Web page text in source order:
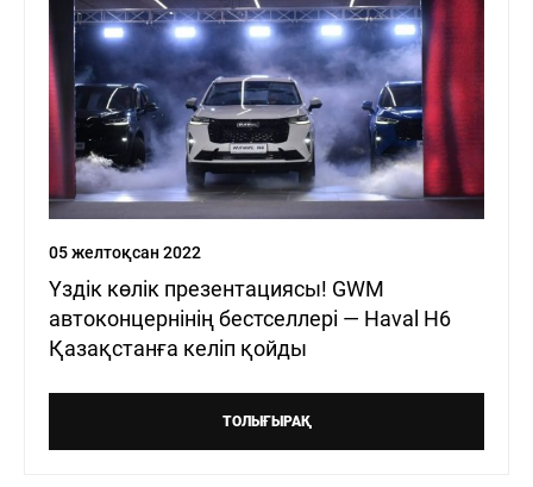
05 желтоқсан 2022
Үздік көлік презентациясы! GWM
автоконцернінің бестселлері — Haval H6
Қазақстанға келіп қойды
ТОЛЫҒЫРАҚ